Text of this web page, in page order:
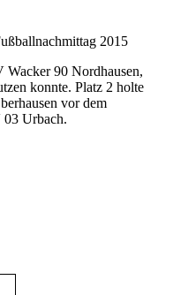
2015
Wacker 90 Nordhausen,
konnte. Platz 2 holte
vor dem
03 Urbach.